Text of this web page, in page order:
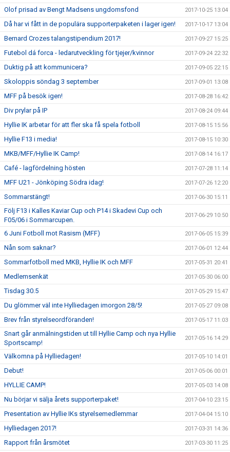
Olof prisad av Bengt Madsens ungdomsfond 2017-10-25 13:04
Då har vi fått in de populära supporterpaketen i lager igen! 2017-10-17 13:04
Bernard Crozes talangstipendium 2017! 2017-09-27 15:25
Futebol dá forca - ledarutveckling för tjejer/kvinnor 2017-09-24 22:32
Duktig på att kommunicera? 2017-09-05 22:15
Skoloppis söndag 3 september 2017-09-01 13:08
MFF på besök igen! 2017-08-28 16:42
Div prylar på IP 2017-08-24 09:44
Hyllie IK arbetar för att fler ska få spela fotboll 2017-08-15 15:56
Hyllie F13 i media! 2017-08-15 10:30
MKB/MFF/Hyllie IK Camp! 2017-08-14 16:17
Café - lagfördelning hösten 2017-07-28 11:14
MFF U21 - Jönköping Södra idag! 2017-07-26 12:20
Sommarstängt! 2017-06-30 15:11
Följ F13 i Kalles Kaviar Cup och P14 i Skadevi Cup och
F05/06 i Sommarcupen.
2017-06-29 10:50
6 Juni Fotboll mot Rasism (MFF) 2017-06-05 15:39
Nån som saknar? 2017-06-01 12:44
Sommarfotboll med MKB, Hyllie IK och MFF 2017-05-31 20:41
Medlemsenkät 2017-05-30 06:00
Tisdag 30.5 2017-05-29 15:47
Du glömmer väl inte Hylliedagen imorgon 28/5! 2017-05-27 09:08
Brev från styrelseordföranden! 2017-05-17 11:03
Snart går anmälningstiden ut till Hyllie Camp och nya Hyllie
Sportscamp!
2017-05-16 14:29
Välkomna på Hylliedagen! 2017-05-10 14:01
Debut! 2017-05-06 00:01
HYLLIE CAMP! 2017-05-03 14:08
Nu börjar vi sälja årets supporterpaket! 2017-04-10 23:15
Presentation av Hyllie IKs styrelsemedlemmar 2017-04-04 15:10
Hylliedagen 2017! 2017-03-31 14:36
Rapport från årsmötet 2017-03-30 11:25